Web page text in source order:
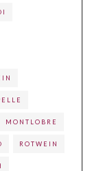
MONTLOBRE
ROTWEIN